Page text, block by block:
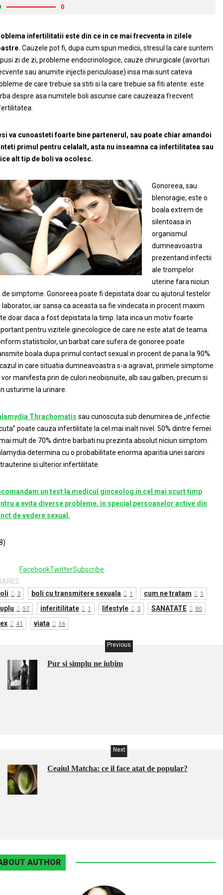
0
infertilitatii este din ce in ce mai frecventa in zilele
Cauzele pot fi, dupa cum spun medicii, stresul la care suntem
zi de zi, probleme endocrinologice, cauze chirurgicale (avorturi
sau anumite injectii periculoase) insa mai sunt cateva
de care trebuie sa stiti si la care trebuie sa fiti atente: este
despre asa numitele boli ascunse care cauzeaza frecvent
va cunoasteti foarte bine partenerul, sau poate chiar amandoi
primul pentru celalalt, asta nu inseamna ca infertilitatea sau
alt tip de boli va ocolesc.
Gonoreea, sau
blenoragie, este o
boala extrem de
silentoasa in
organismul
dumneavoastra
prezentand infectii
ale trompelor
uterine fara niciun
de simptome. Gonoreea poate fi depistata doar cu ajutorul testelor
laborator, iar sansa ca aceasta sa fie vindecata in procent maxim
doar daca a fost depistata la timp. Iata inca un motiv foarte
pentru vizitele ginecologice de care ne este atat de teama.
statisticilor, un barbat care sufera de gonoree poate
boala dupa primul contact sexual in procent de pana la 90%.
in care situatia dumneavoastra s-a agravat, primele simptome
vor manifesta prin de culori neobisnuite, alb sau galben, precum si
usturime la urinare.
Thrachomatis sau cunoscuta sub denumirea de „infectie
poate cauza infertilitate la cel mai inalt nivel. 50% dintre femei
mult de 70% dintre barbati nu prezinta absolut niciun simptom.
determina cu o probabilitate enorma aparitia unei sarcini
si ulterior infertilitate.
un test la medicul ginceolog in cel mai scurt timp
a evita diverse probleme, in special persoanelor active din
de vedere sexual.
FacebookTwitterSubscribe
3 boli cu transmitere sexuala 1 cum ne tratam 1
57 inferitilitate 1 lifestyle 3 SANATATE 80
41 viata 16
Previous
Pur si simplu ne iubim
Next
Ceaiul Matcha: ce il face atat de popular?
AUTHOR